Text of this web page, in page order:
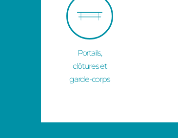
Portails,
clôtures et
garde-corps